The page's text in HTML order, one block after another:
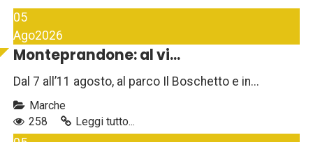
05
Ago2026
Monteprandone: al vi...
Dal 7 all’11 agosto, al parco Il Boschetto e in...
Marche
258
Leggi tutto...